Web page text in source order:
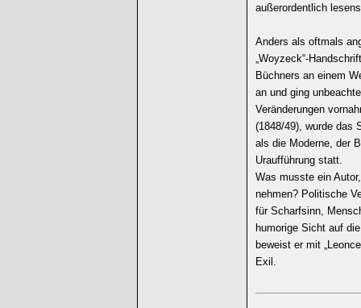
außerordentlich
Anders als oftmals
„Woyzeck“-
Büchners an einem
an und ging
Veränderungen
(1848/49), wurde das
als die Moderne, der
Uraufführung statt.
Was musste ein
nehmen? Politische
für Scharfsinn,
humorige Sicht auf
beweist er mit
Exil.